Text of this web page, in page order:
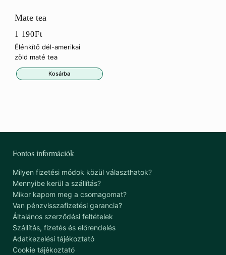
Mate tea
1 190Ft
Élénkítő dél-amerikai
zöld maté tea
Kosárba
Fontos információk
Milyen fizetési módok közül választhatok?
Mennyibe kerül a szállítás?
Mikor kapom meg a csomagomat?
Van pénzvisszafizetési garancia?
Általános szerződési feltételek
Szállítás, fizetés és előrendelés
Adatkezelési tájékoztató
Cookie tájékoztató